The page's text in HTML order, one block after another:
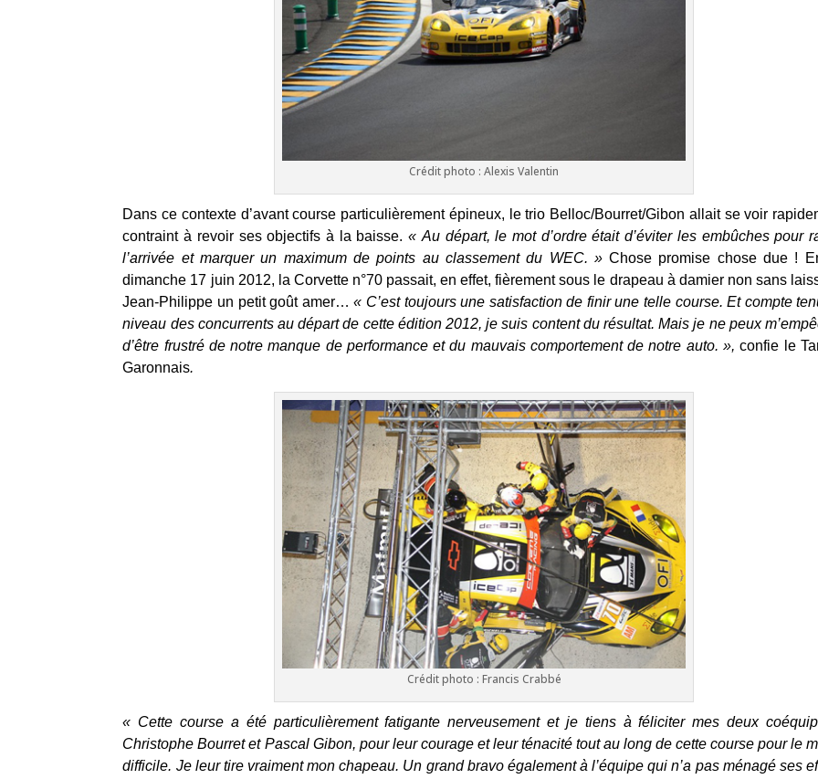
Crédit photo : Alexis Valentin
Dans ce contexte d’avant course particulièrement épineux, le trio Belloc/Bourret/Gibon allait se voir
contraint à revoir ses objectifs à la baisse.« Au départ, le mot d’ordre était d’éviter les embûches pour
l’arrivée et marquer un maximum de points au classement du WEC. »Chose promise chose due !
dimanche 17 juin 2012, la Corvette n°70 passait, en effet, fièrement sous le drapeau à damier non sans
Jean-Philippe un petit goût amer…« C’est toujours une satisfaction de finir une telle course. Et compte
niveau des concurrents au départ de cette édition 2012, je suis content du résultat. Mais je ne peux
d’être frustré de notre manque de performance et du mauvais comportement de notre auto. »,confie le
Garonnais.
Crédit photo : Francis Crabbé
« Cette course a été particulièrement fatigante nerveusement et je tiens à féliciter mes deux
Christophe Bourret et Pascal Gibon, pour leur courage et leur ténacité tout au long de cette course pour le
difficile. Je leur tire vraiment mon chapeau. Un grand bravo également à l’équipe qui n’a pas ménagé ses